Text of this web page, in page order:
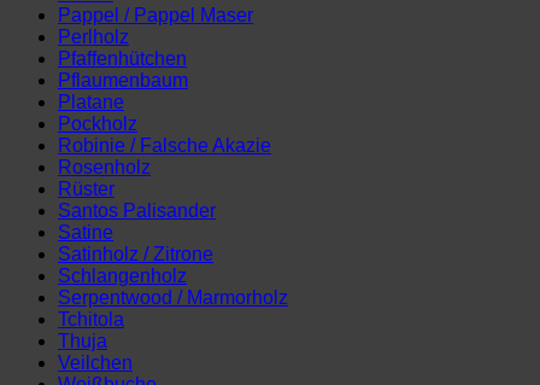
Pappel / Pappel Maser
Perlholz
Pfaffenhütchen
Pflaumenbaum
Platane
Pockholz
Robinie / Falsche Akazie
Rosenholz
Rüster
Santos Palisander
Satine
Satinholz / Zitrone
Schlangenholz
Serpentwood / Marmorholz
Tchitola
Thuja
Veilchen